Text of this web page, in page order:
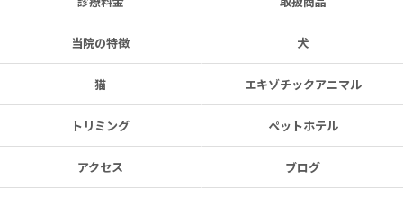
当院の特徴 犬
猫 エキゾチックアニマル
トリミング ペットホテル
アクセス ブログ